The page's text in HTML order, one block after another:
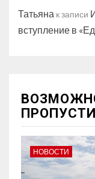
Татьяна к записи
вступление в
НОВОСТИ